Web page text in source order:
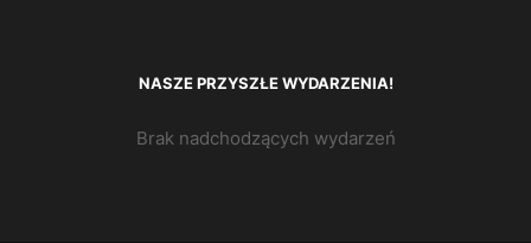
NASZE PRZYSZŁE WYDARZENIA!
Brak nadchodzących wydarzeń